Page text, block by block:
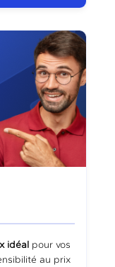
idéal pour vos
au prix